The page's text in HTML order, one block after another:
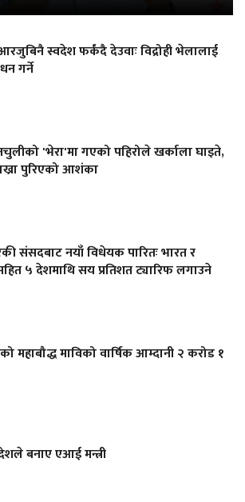
स्वदेश फर्कंदै देउवाः विद्रोही भेलालाई
गर्ने
'भेरा'मा गएको पहिरोले खर्काला घाइते,
पुरिएको आशंका
संसदबाट नयाँ विधेयक पारितः भारत र
५ देशमाथि सय प्रतिशत ट्यारिफ लगाउने
महाबौद्ध माविको वार्षिक आम्दानी २ करोड १
बनाए एआई मन्त्री